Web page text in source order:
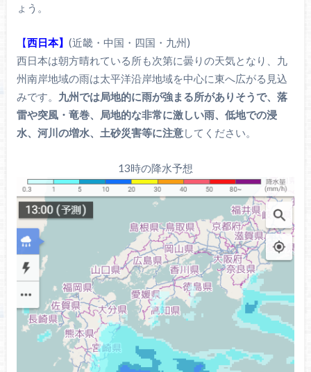
ょう。
【西日本】 (近畿・中国・四国・九州)
西日本は朝方晴れている所も次第に曇りの天気となり、九
州南岸地域の雨は太平洋沿岸地域を中心に東へ広がる見込
みです。 九州では局地的に雨が強まる所がありそうで、落
雷や突風・竜巻、局地的な非常に激しい雨、低地での浸
水、河川の増水、土砂災害等に注意してください。
13時の降水予想